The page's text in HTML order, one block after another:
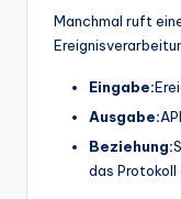
Manchmal ruft
Eingabe:
Ausgabe:
Beziehung:
das Protokoll